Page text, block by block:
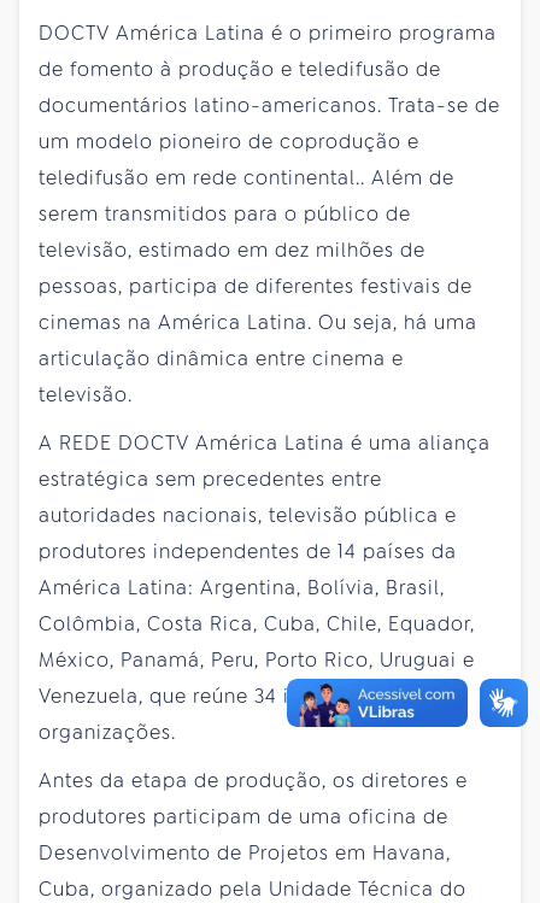
DOCTV América Latina é o primeiro programa
de fomento à produção e teledifusão de
documentários latino-americanos. Trata-se de
um modelo pioneiro de coprodução e
teledifusão em rede continental.. Além de
serem transmitidos para o público de
televisão, estimado em dez milhões de
pessoas, participa de diferentes festivais de
cinemas na América Latina. Ou seja, há uma
articulação dinâmica entre cinema e
televisão.
A REDE DOCTV América Latina é uma aliança
estratégica sem precedentes entre
autoridades nacionais, televisão pública e
produtores independentes de 14 países da
América Latina: Argentina, Bolívia, Brasil,
Colômbia, Costa Rica, Cuba, Chile, Equador,
México, Panamá, Peru, Porto Rico, Uruguai e
Venezuela, que reúne 34 instituições e
organizações.
Antes da etapa de produção, os diretores e
produtores participam de uma oficina de
Desenvolvimento de Projetos em Havana,
Cuba, organizado pela Unidade Técnica do